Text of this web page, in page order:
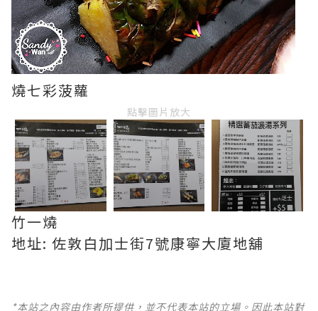
燒七彩菠蘿
點擊圖片放大
竹一燒
地址: 佐敦白加士街7號康寧大廈地舖
*本站之內容由作者所提供，並不代表本站的立場。因此本站對